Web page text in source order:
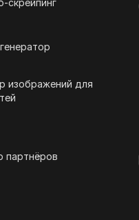
скрейпинг
изображений для
партнёров